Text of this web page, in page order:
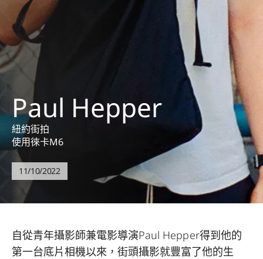
Paul Hepper
紐約街拍
使用徠卡M6
11/10/2022
自從青年攝影師兼電影導演Paul Hepper得到他的
第一台底片相機以來，街頭攝影就豐富了他的生